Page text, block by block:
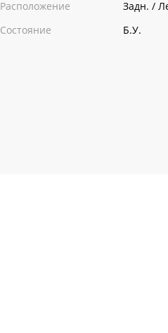
Расположение
Задн. /
Состояние
Б.У.